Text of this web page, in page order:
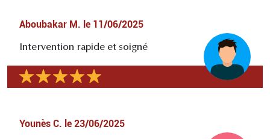
Aboubakar M. le 11/06/2025
Intervention rapide et soigné
Younès C. le 23/06/2025